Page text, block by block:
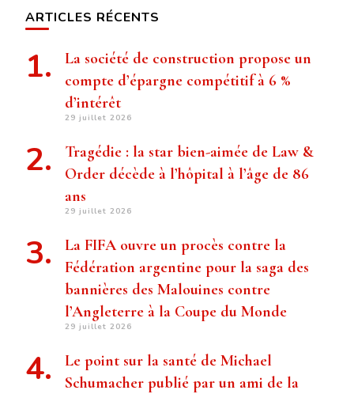
ARTICLES RÉCENTS
La société de construction propose un
compte d’épargne compétitif à 6 %
d’intérêt
29 juillet 2026
Tragédie : la star bien-aimée de Law &
Order décède à l’hôpital à l’âge de 86
ans
29 juillet 2026
La FIFA ouvre un procès contre la
Fédération argentine pour la saga des
bannières des Malouines contre
l’Angleterre à la Coupe du Monde
29 juillet 2026
Le point sur la santé de Michael
Schumacher publié par un ami de la